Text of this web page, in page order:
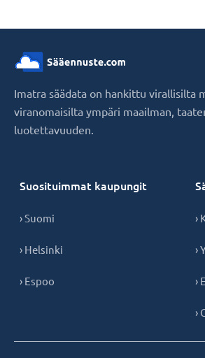
Imatra säädata on hankittu virallisilta
viranomaisilta ympäri maailman,
luotettavuuden.
Suosituimmat kaupungit
› Suomi
› Helsinki
› Espoo
›
›
›
›